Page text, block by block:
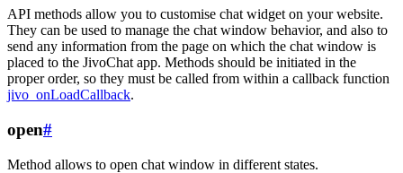
API methods allow you to customise chat widget on your website.
They can be used to manage the chat window behavior, and also to
send any information from the page on which the chat window is
placed to the JivoChat app. Methods should be initiated in the
proper order, so they must be called from within a callback function
jivo_onLoadCallback.
open#
Method allows to open chat window in different states.